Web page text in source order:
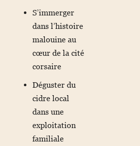
S’immerger
dans l’histoire
malouine au
cœur de la cité
corsaire
Déguster du
cidre local
dans une
exploitation
familiale